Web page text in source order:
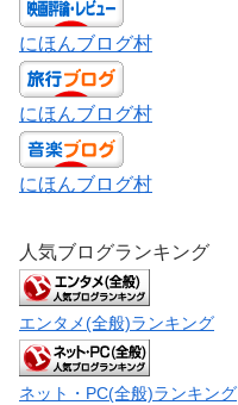
にほんブログ村
にほんブログ村
にほんブログ村
人気ブログランキング
エンタメ(全般)ランキング
ネット・PC(全般)ランキング